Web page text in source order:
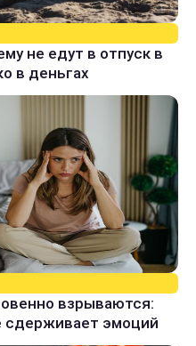
не едут в отпуск в
в деньгах
взрываются:
сдерживает эмоций